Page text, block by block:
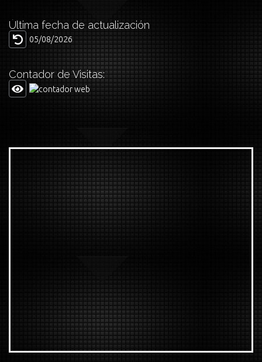
Última fecha de actualización
05/08/2026
Contador de Visitas: